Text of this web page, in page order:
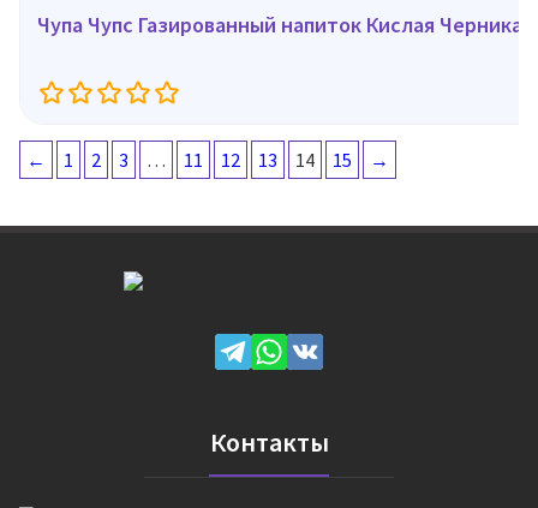
Чупа Чупс Газированный напиток Кислая Черника,
← 1 2 3 … 11 12 13 14 15 →
Контакты